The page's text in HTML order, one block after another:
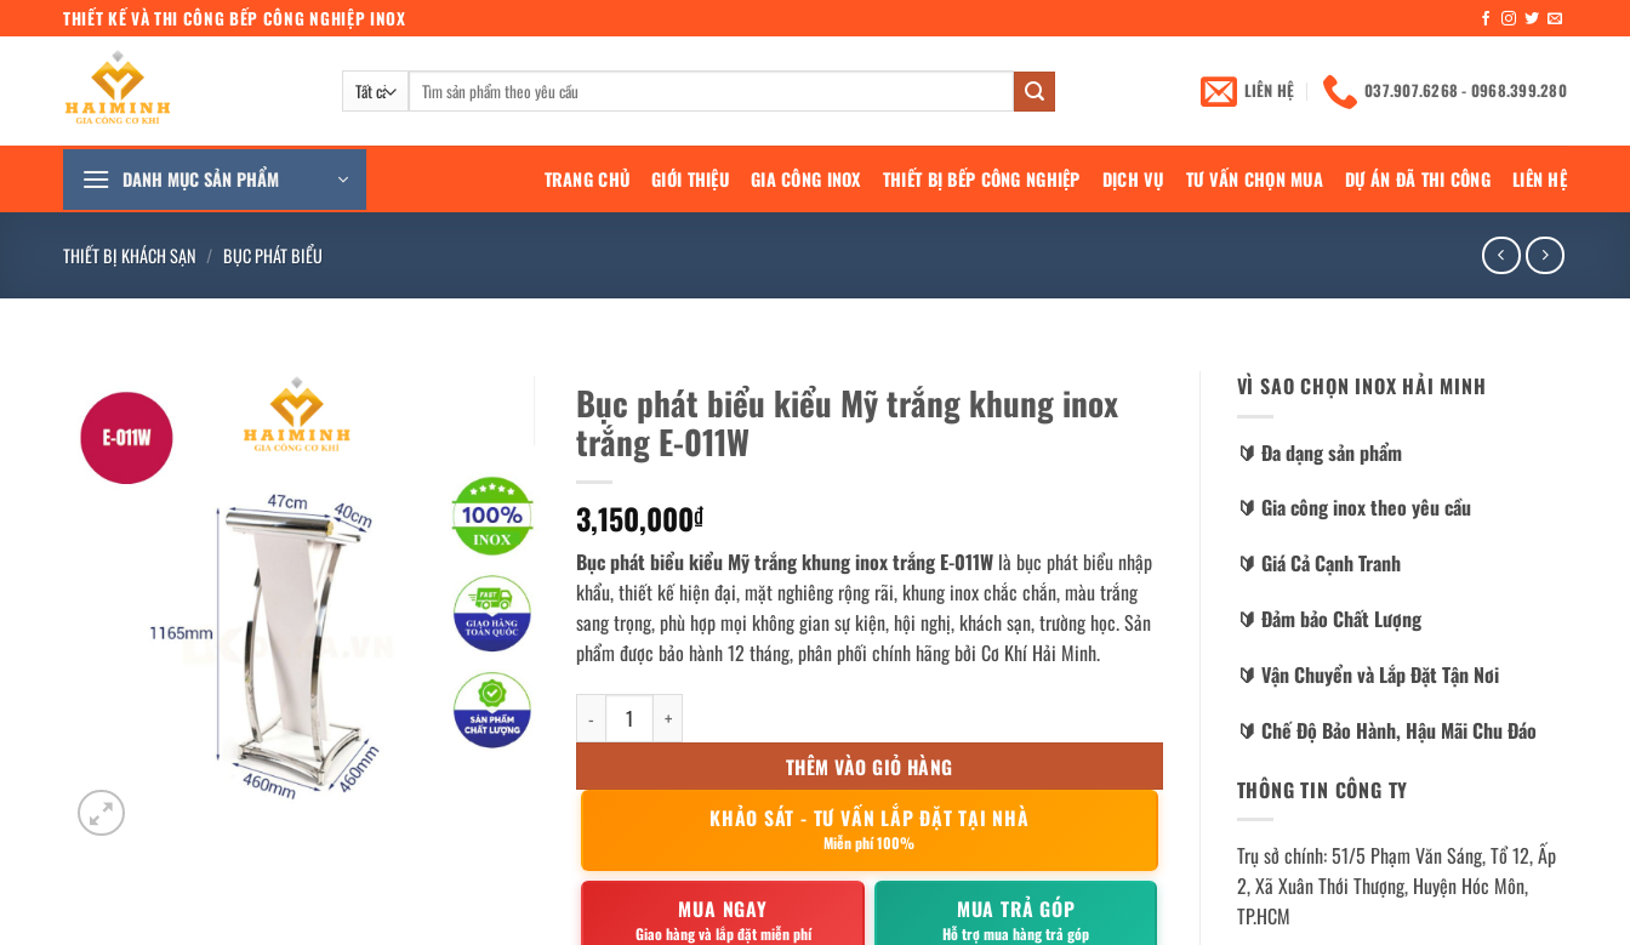
qua
THIẾT KẾ VÀ THI CÔNG BẾP CÔNG NGHIỆP INOX
Tìm
kiếm:
LIÊN HỆ 037.907.6268 - 0968.399.280
DANH MỤC SẢN PHẨM TRANG CHỦ GIỚI THIỆU GIA CÔNG INOX THIẾT BỊ BẾP CÔNG NGHIỆP DỊCH VỤ TƯ VẤN CHỌN MUA DỰ ÁN ĐÃ THI CÔNG LIÊN HỆ
THIẾT BỊ KHÁCH SẠN / BỤC PHÁT BIỂU
Bục phát biểu kiểu Mỹ trắng khung inox
trắng E-011W
3,150,000₫
Bục phát biểu kiểu Mỹ trắng khung inox trắng E-011W là bục phát biểu nhập
khẩu, thiết kế hiện đại, mặt nghiêng rộng rãi, khung inox chắc chắn, màu trắng
sang trọng, phù hợp mọi không gian sự kiện, hội nghị, khách sạn, trường học. Sản
phẩm được bảo hành 12 tháng, phân phối chính hãng bởi Cơ Khí Hải Minh.
Bục phát biểu kiểu Mỹ trắng khung inox trắng E-011W số lượng
THÊM VÀO GIỎ HÀNG
KHẢO SÁT - TƯ VẤN LẮP ĐẶT TẠI NHÀ
Miễn phí 100%
MUA NGAY
Giao hàng và lắp đặt miễn phí
MUA TRẢ GÓP
Hỗ trợ mua hàng trả góp
VÌ SAO CHỌN INOX HẢI MINH
🔰️ Đa dạng sản phẩm
🔰️ Gia công inox theo yêu cầu
🔰️ Giá Cả Cạnh Tranh
🔰️ Đảm bảo Chất Lượng
🔰️ Vận Chuyển và Lắp Đặt Tận Nơi
🔰️ Chế Độ Bảo Hành, Hậu Mãi Chu Đáo
THÔNG TIN CÔNG TY
Trụ sở chính: 51/5 Phạm Văn Sáng, Tổ 12, Ấp
2, Xã Xuân Thới Thượng, Huyện Hóc Môn,
TP.HCM